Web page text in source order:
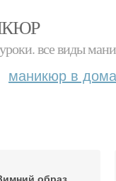
все виды
маникюр в
образ